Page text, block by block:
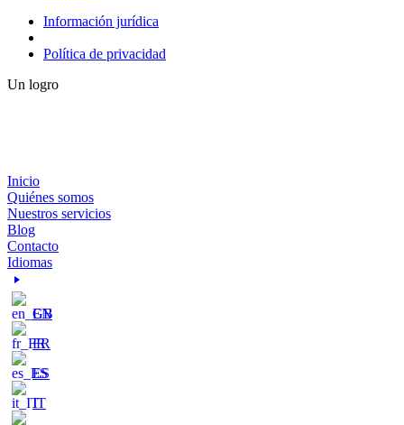
Información jurídica
Política de privacidad
Un logro
Inicio
Quiénes somos
Nuestros servicios
Blog
Contacto
Idiomas
EN
FR
ES
IT